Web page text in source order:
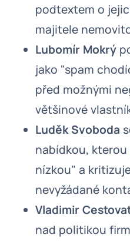
podtextem o
majitele
Lubomír Mokrý
jako "spam
před možnými
většinové
Luděk Svoboda
nabídkou, kterou
nízkou" a
nevyžádané
Vladimir
nad politikou